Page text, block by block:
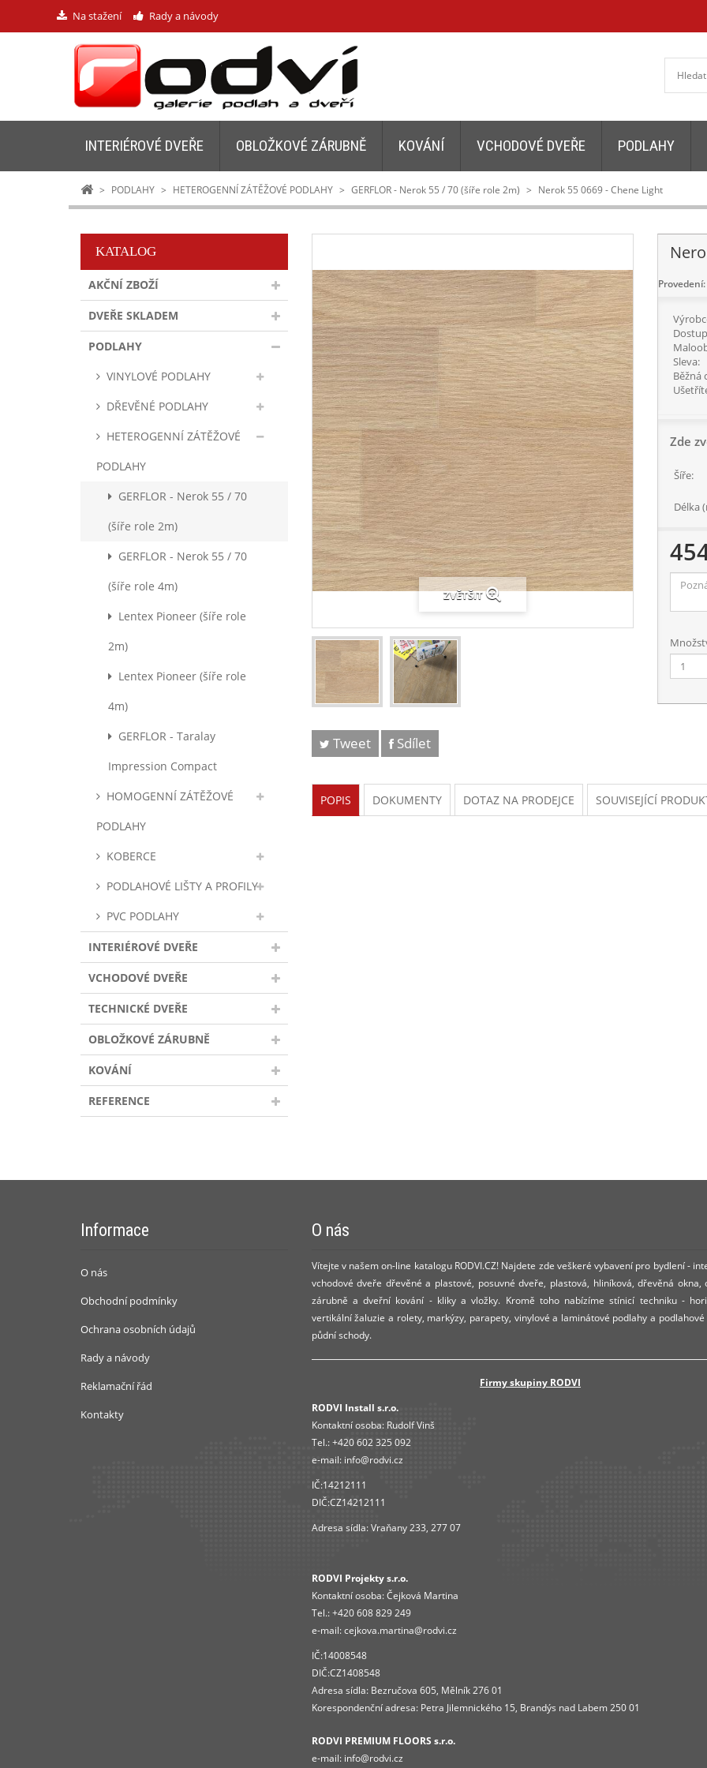
Na stažení Rady a návody
INTERIÉROVÉ DVEŘE OBLOŽKOVÉ ZÁRUBNĚ KOVÁNÍ VCHODOVÉ DVEŘE PODLAHY
> PODLAHY > HETEROGENNÍ ZÁTĚŽOVÉ PODLAHY > GERFLOR - Nerok 55 / 70 (šíře role 2m) > Nerok 55 0669 - Chene Light
KATALOG
AKČNÍ ZBOŽÍ
DVEŘE SKLADEM
PODLAHY
VINYLOVÉ PODLAHY
DŘEVĚNÉ PODLAHY
HETEROGENNÍ ZÁTĚŽOVÉ
PODLAHY
GERFLOR - Nerok 55 / 70
(šíře role 2m)
GERFLOR - Nerok 55 / 70
(šíře role 4m)
Lentex Pioneer (šíře role
2m)
Lentex Pioneer (šíře role
4m)
GERFLOR - Taralay
Impression Compact
HOMOGENNÍ ZÁTĚŽOVÉ
PODLAHY
KOBERCE
PODLAHOVÉ LIŠTY A PROFILY
PVC PODLAHY
INTERIÉROVÉ DVEŘE
VCHODOVÉ DVEŘE
TECHNICKÉ DVEŘE
OBLOŽKOVÉ ZÁRUBNĚ
KOVÁNÍ
REFERENCE
ZVĚTŠIT
Tweet Sdílet
Provedení:
Sleva:
Běžná
Zde
Šíře:
Délka
POPIS DOKUMENTY DOTAZ NA PRODEJCE SOUVISEJÍCÍ
Informace
O nás
Obchodní podmínky
Ochrana osobních údajů
Rady a návody
Reklamační řád
Kontakty
O nás
Vítejte v našem on-line katalogu RODVI.CZ! Najdete zde veškeré vybavení pro bydlení -
vchodové dveře dřevěné a plastové, posuvné dveře, plastová, hliníková, dřevěná okna,
zárubně a dveřní kování - kliky a vložky. Kromě toho nabízíme stínicí techniku -
vertikální žaluzie a rolety, markýzy, parapety, vinylové a laminátové podlahy a podlahové
půdní schody.
Firmy skupiny RODVI
RODVI Install s.r.o.
Kontaktní osoba:Rudolf Vinš
Tel.:+420 602 325 092
e-mail: info@rodvi.cz
IČ:14212111
DIČ:CZ14212111
Adresa sídla: Vraňany 233, 277 07
RODVI Projekty s.r.o.
Kontaktní osoba:Čejková Martina
Tel.:+420 608 829 249
e-mail:cejkova.martina@rodvi.cz
IČ:14008548
DIČ:CZ1408548
Adresa sídla: Bezručova 605, Mělník 276 01
Korespondenční adresa: Petra Jilemnického 15, Brandýs nad Labem 250 01
RODVI PREMIUM FLOORS s.r.o.
e-mail: info@rodvi.cz